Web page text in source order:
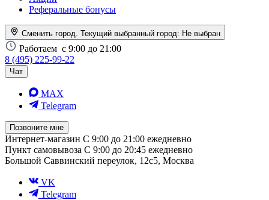
Реферальные бонусы
Сменить город. Текущий выбранный город: Не выбран
Работаем с 9:00 до 21:00
8 (495) 225-99-22
Чат
MAX
Telegram
Позвоните мне
Интернет-магазин С 9:00 до 21:00 ежедневно
Пункт самовывоза С 9:00 до 20:45 ежедневно
Большой Саввинский переулок, 12с5, Москва
VK
Telegram